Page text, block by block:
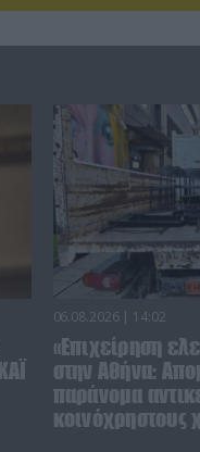
06.08.2026 | 14:02
«Επιχείρηση
στην Αθήνα:
παράνομα
κοινόχρηστους